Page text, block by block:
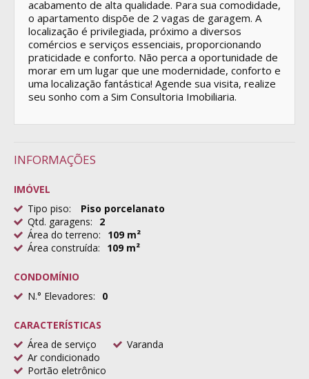
acabamento de alta qualidade. Para sua comodidade,
o apartamento dispõe de 2 vagas de garagem. A
localização é privilegiada, próximo a diversos
comércios e serviços essenciais, proporcionando
praticidade e conforto. Não perca a oportunidade de
morar em um lugar que une modernidade, conforto e
uma localização fantástica! Agende sua visita, realize
seu sonho com a Sim Consultoria Imobiliaria.
INFORMAÇÕES
IMÓVEL
Tipo piso:
Piso porcelanato
Qtd. garagens:
2
Área do terreno:
109 m²
Área construída:
109 m²
CONDOMÍNIO
N.° Elevadores:
0
CARACTERÍSTICAS
Área de serviço
Ar condicionado
Portão eletrônico
Varanda